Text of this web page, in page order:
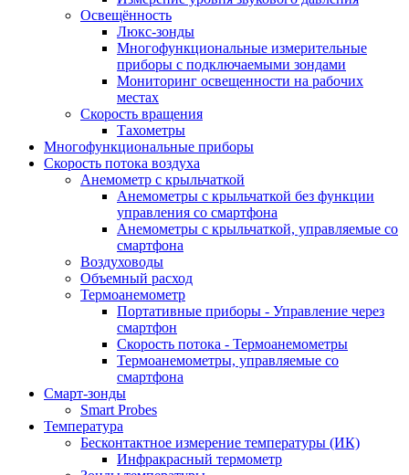
Освещённость
Люкс-зонды
Многофункциональные измерительные
приборы с подключаемыми зондами
Мониторинг освещенности на рабочих
местах
Скорость вращения
Тахометры
Многофункциональные приборы
Скорость потока воздуха
Анемометр с крыльчаткой
Анемометры с крыльчаткой без функции
управления со смартфона
Анемометры с крыльчаткой, управляемые со
смартфона
Воздуховоды
Объемный расход
Термоанемометр
Портативные приборы - Управление через
смартфон
Скорость потока - Термоанемометры
Термоанемометры, управляемые со
смартфона
Смарт-зонды
Smart Probes
Температура
Бесконтактное измерение температуры (ИК)
Инфракрасный термометр